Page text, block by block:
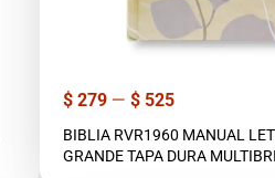
Precio
$ 279 — $ 525
BIBLIA RVR1960 MANUAL
GRANDE TAPA DURA